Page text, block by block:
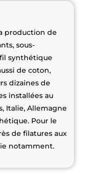
production de
sous-
synthétique
de coton,
dizaines de
installées au
Italie, Allemagne
Pour le
de filatures aux
notamment.